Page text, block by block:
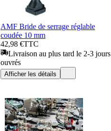
AMF Bride de serrage réglable
coudée 10 mm
42,98 €TTC
Livraison au plus tard le 2-3 jours
ouvrés
Afficher les détails